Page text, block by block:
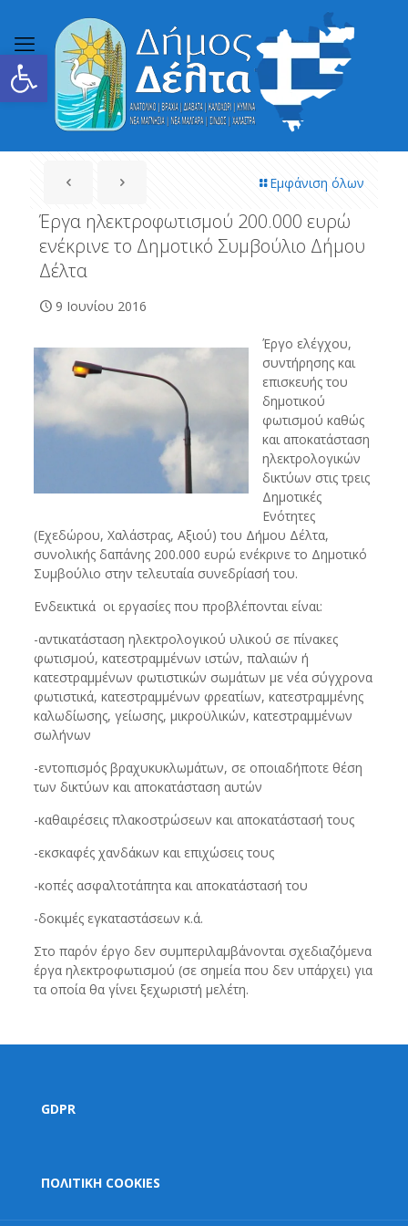
Ανοίξτε τη γραμμή εργαλείων
Εμφάνιση όλων
Έργα ηλεκτροφωτισμού 200.000 ευρώ
ενέκρινε το Δημοτικό Συμβούλιο Δήμου
Δέλτα
9 Ιουνίου 2016
Έργο ελέγχου,
συντήρησης και
επισκευής του
δημοτικού
φωτισμού καθώς
και αποκατάσταση
ηλεκτρολογικών
δικτύων στις τρεις
Δημοτικές
Ενότητες
(Εχεδώρου, Χαλάστρας, Αξιού) του Δήμου Δέλτα,
συνολικής δαπάνης 200.000 ευρώ ενέκρινε το Δημοτικό
Συμβούλιο στην τελευταία συνεδρίασή του.
Ενδεικτικά οι εργασίες που προβλέπονται είναι:
-αντικατάσταση ηλεκτρολογικού υλικού σε πίνακες
φωτισμού, κατεστραμμένων ιστών, παλαιών ή
κατεστραμμένων φωτιστικών σωμάτων με νέα σύγχρονα
φωτιστικά, κατεστραμμένων φρεατίων, κατεστραμμένης
καλωδίωσης, γείωσης, μικροϋλικών, κατεστραμμένων
σωλήνων
-εντοπισμός βραχυκυκλωμάτων, σε οποιαδήποτε θέση
των δικτύων και αποκατάσταση αυτών
-καθαιρέσεις πλακοστρώσεων και αποκατάστασή τους
-εκσκαφές χανδάκων και επιχώσεις τους
-κοπές ασφαλτοτάπητα και αποκατάστασή του
-δοκιμές εγκαταστάσεων κ.ά.
Στο παρόν έργο δεν συμπεριλαμβάνονται σχεδιαζόμενα
έργα ηλεκτροφωτισμού (σε σημεία που δεν υπάρχει) για
τα οποία θα γίνει ξεχωριστή μελέτη.
GDPR
ΠΟΛΙΤΙΚΗ COOKIES